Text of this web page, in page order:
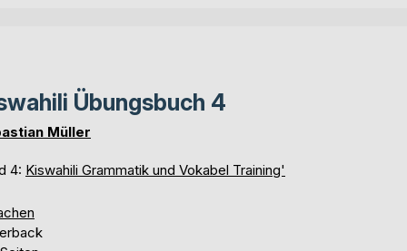
Übungsbuch 4
Müller
4: Kiswahili Grammatik und Vokabel Training'